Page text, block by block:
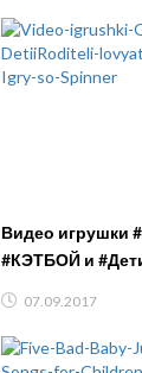
Видео игрушки
#КЭТБОЙ и
07.09.2017